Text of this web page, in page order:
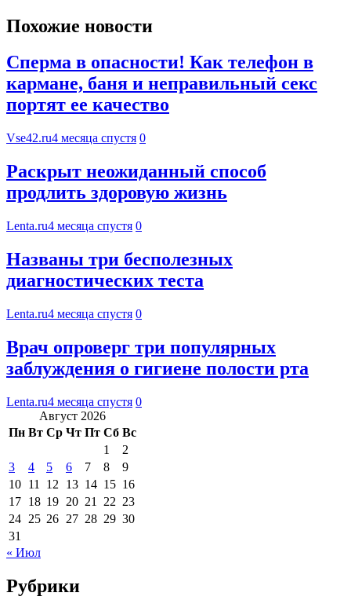
Похожие новости
Сперма в опасности! Как телефон в
кармане, баня и неправильный секс
портят ее качество
Vse42.ru4 месяца спустя 0
Раскрыт неожиданный способ
продлить здоровую жизнь
Lenta.ru4 месяца спустя 0
Названы три бесполезных
диагностических теста
Lenta.ru4 месяца спустя 0
Врач опроверг три популярных
заблуждения о гигиене полости рта
Lenta.ru4 месяца спустя 0
Август 2026
Пн Вт Ср Чт Пт Сб Вс
1
2
3
4 5 6 7 8
9
10 11 12 13 14 15 16
17 18 19 20 21 22 23
24 25 26 27 28 29 30
31
« Июл
Рубрики